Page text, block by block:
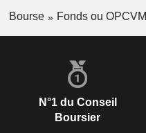
Bourse Fonds ou OPCVM
N°1 du Conseil
Boursier